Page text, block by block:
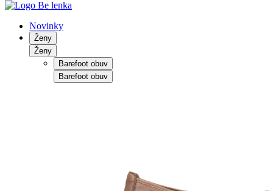
Novinky
Ženy
Ženy
Barefoot obuv
Barefoot obuv